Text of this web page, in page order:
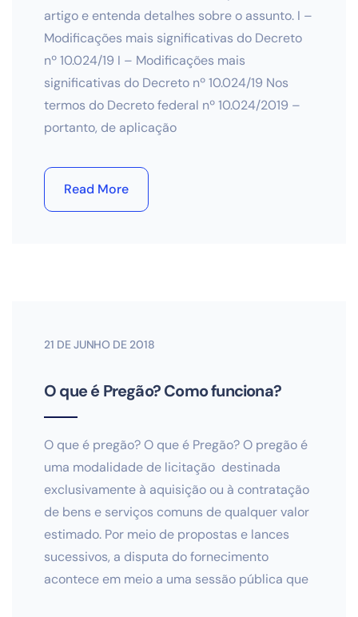
artigo e entenda detalhes sobre o assunto. I –
Modificações mais significativas do Decreto
nº 10.024/19 I – Modificações mais
significativas do Decreto nº 10.024/19 Nos
termos do Decreto federal nº 10.024/2019 –
portanto, de aplicação
Read More
21 DE JUNHO DE 2018
O que é Pregão? Como funciona?
O que é pregão? O que é Pregão? O pregão é
uma modalidade de licitação destinada
exclusivamente à aquisição ou à contratação
de bens e serviços comuns de qualquer valor
estimado. Por meio de propostas e lances
sucessivos, a disputa do fornecimento
acontece em meio a uma sessão pública que